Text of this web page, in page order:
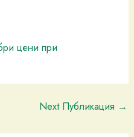
цени при
Next Публикация →